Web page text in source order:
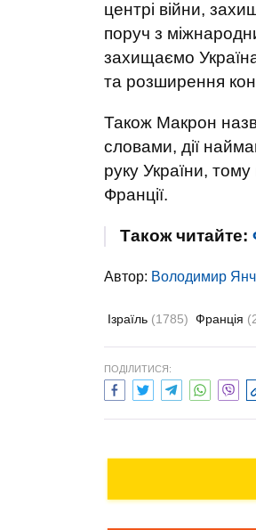
центрі війни,
поруч з
захищаємо
та розширення
Також Макрон
словами, дії
руку України,
Франції.
Також читайте:
Автор: Володимир
Ізраїль (1785) Франція
ПОДІЛИТИСЯ: